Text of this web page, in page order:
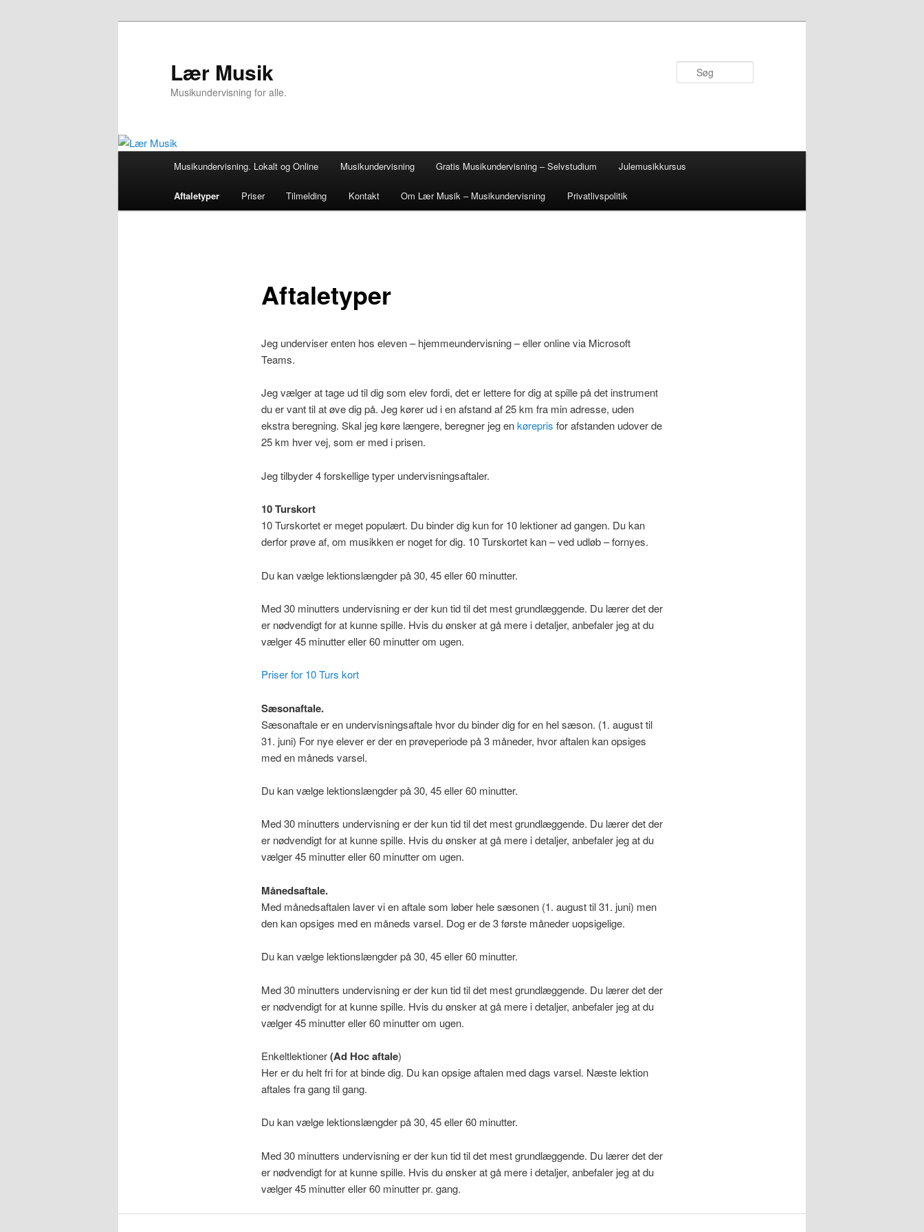
Lær Musik
Musikundervisning for alle.
Musikundervisning. Lokalt og Online Musikundervisning Gratis Musikundervisning – Selvstudium Julemusikkursus
Aftaletyper Priser Tilmelding Kontakt Om Lær Musik – Musikundervisning Privatlivspolitik
Aftaletyper
Jeg underviser enten hos eleven – hjemmeundervisning – eller online via Microsoft
Teams.
Jeg vælger at tage ud til dig som elev fordi, det er lettere for dig at spille på det instrument
du er vant til at øve dig på. Jeg kører ud i en afstand af 25 km fra min adresse, uden
ekstra beregning. Skal jeg køre længere, beregner jeg enkørepris for afstanden udover de
25 km hver vej, som er med i prisen.
Jeg tilbyder 4 forskellige typer undervisningsaftaler.
10 Turskort
10 Turskortet er meget populært. Du binder dig kun for 10 lektioner ad gangen. Du kan
derfor prøve af, om musikken er noget for dig. 10 Turskortet kan – ved udløb – fornyes.
Du kan vælge lektionslængder på 30, 45 eller 60 minutter.
Med 30 minutters undervisning er der kun tid til det mest grundlæggende. Du lærer det der
er nødvendigt for at kunne spille. Hvis du ønsker at gå mere i detaljer, anbefaler jeg at du
vælger 45 minutter eller 60 minutter om ugen.
Priser for 10 Turs kort
Sæsonaftale.
Sæsonaftale er en undervisningsaftale hvor du binder dig for en hel sæson. (1. august til
31. juni) For nye elever er der en prøveperiode på 3 måneder, hvor aftalen kan opsiges
med en måneds varsel.
Du kan vælge lektionslængder på 30, 45 eller 60 minutter.
Med 30 minutters undervisning er der kun tid til det mest grundlæggende. Du lærer det der
er nødvendigt for at kunne spille. Hvis du ønsker at gå mere i detaljer, anbefaler jeg at du
vælger 45 minutter eller 60 minutter om ugen.
Månedsaftale.
Med månedsaftalen laver vi en aftale som løber hele sæsonen (1. august til 31. juni) men
den kan opsiges med en måneds varsel. Dog er de 3 første måneder uopsigelige.
Du kan vælge lektionslængder på 30, 45 eller 60 minutter.
Med 30 minutters undervisning er der kun tid til det mest grundlæggende. Du lærer det der
er nødvendigt for at kunne spille. Hvis du ønsker at gå mere i detaljer, anbefaler jeg at du
vælger 45 minutter eller 60 minutter om ugen.
Enkeltlektioner(Ad Hoc aftale)
Her er du helt fri for at binde dig. Du kan opsige aftalen med dags varsel. Næste lektion
aftales fra gang til gang.
Du kan vælge lektionslængder på 30, 45 eller 60 minutter.
Med 30 minutters undervisning er der kun tid til det mest grundlæggende. Du lærer det der
er nødvendigt for at kunne spille. Hvis du ønsker at gå mere i detaljer, anbefaler jeg at du
vælger 45 minutter eller 60 minutter pr. gang.